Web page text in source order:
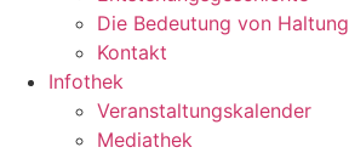
Die Bedeutung von Haltung
Kontakt
Infothek
Veranstaltungskalender
Mediathek